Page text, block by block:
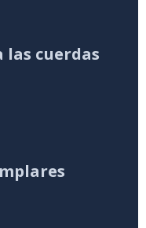
las cuerdas